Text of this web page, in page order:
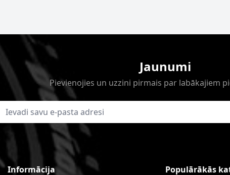
Jaunumi
Pievienojies un uzzini pirmais par labākajiem
E-pasta adrese
Informācija Populārākās